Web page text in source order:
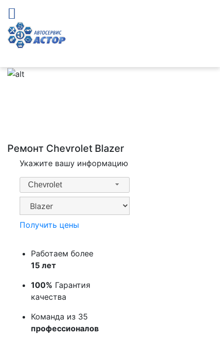
Ремонт Chevrolet Blazer
Укажите вашу информацию
Chevrolet
Получить цены
Работаем более
15 лет
100% Гарантия
качества
Команда из 35
профессионалов